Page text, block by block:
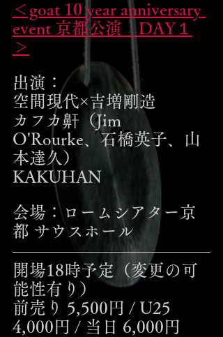
＜goat 10 year anniversary
event 京都公演　DAY１
＞
出演：
空間現代×吉増剛造
カフカ鼾（Jim
O'Rourke、石橋英子、山
本達久）
KAKUHAN
会場：ロームシアター京
都 サウスホール
開場18時予定（変更の可
能性有り）
前売り 5,500円 / U25
4,000円 / 当日 6,000円